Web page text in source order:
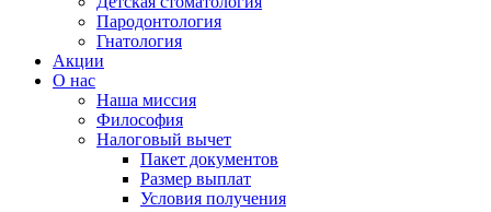
Пародонтология
Гнатология
Акции
О нас
Наша миссия
Философия
Налоговый вычет
Пакет документов
Размер выплат
Условия получения